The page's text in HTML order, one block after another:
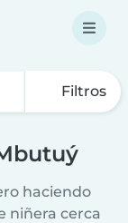
Filtros
haciendo
niñera cerca